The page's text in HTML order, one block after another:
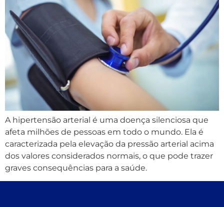
A hipertensão arterial é uma doença silenciosa que
afeta milhões de pessoas em todo o mundo. Ela é
caracterizada pela elevação da pressão arterial acima
dos valores considerados normais, o que pode trazer
graves consequências para a saúde.